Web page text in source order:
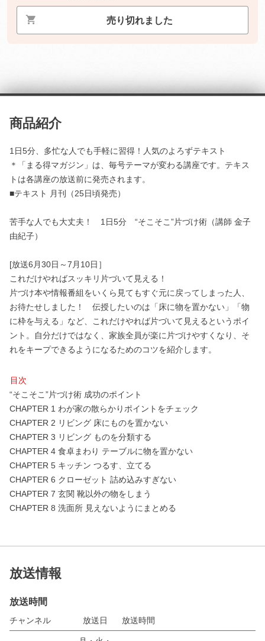
売り切れました
商品紹介
1日5分、多忙な人でも手軽に習得！人気のよろずテキスト
＊「まる得マガジン」は、毎号テーマが変わる講座です。テキス
トは各講座の放送前に発売されます。
■テキスト 月刊（25日頃発売）
苦手な人でも大丈夫！ 1日5分 “そこそこ”片づけ術（講師 金子
由紀子）
[放送6月30日～7月10日］
これだけやればスッキリ片づいて見える！
片づけ本や情報番組をいくら見てもすぐ元に戻ってしまった人、
お待たせしました！ 伝授したいのは「床に物を置かない」「物
に枠を与える」など、これだけやれば片づいて見えるというポイ
ント。自分だけではなく、家族全員が楽に片づけやすくなり、そ
れをキープできるようになるためのコツを紹介します。
目次
“そこそこ”片づけ術 成功のポイント
CHAPTER 1 わが家の散らかりポイントをチェック
CHAPTER 2 リビング 床にものを置かない
CHAPTER 3 リビング ものを分類する
CHAPTER 4 食卓まわり テーブルに物を置かない
CHAPTER 5 キッチン つるす、立てる
CHAPTER 6 クローゼット 詰め込みすぎない
CHAPTER 7 玄関 靴以外の物をしまう
CHAPTER 8 洗面所 見えないようにまとめる
放送情報
放送時間
チャンネル 放送日 放送時間